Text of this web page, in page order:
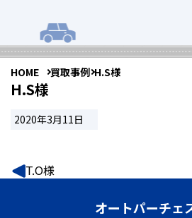
HOME 買取事例 H.S様
H.S様
2020年3月11日
T.O様
オートパーチェ